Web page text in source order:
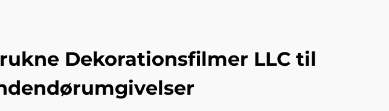
Dekorationsfilmer LLC til